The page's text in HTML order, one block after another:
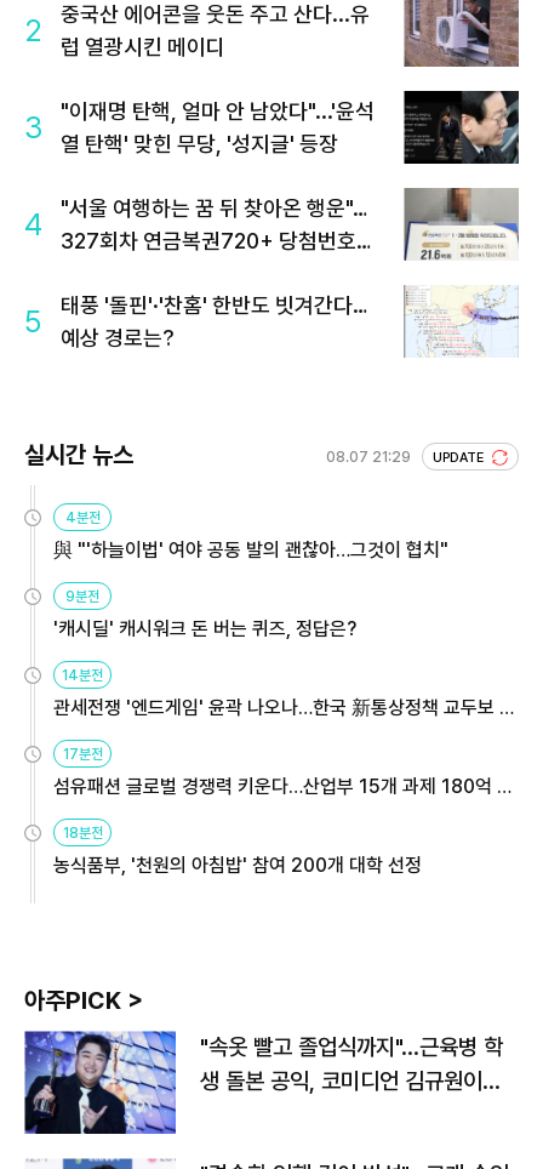
2
중국산 에어콘을 웃돈 주고 산다...유
럽 열광시킨 메이디
3
"이재명 탄핵, 얼마 안 남았다"...'윤석
열 탄핵' 맞힌 무당, '성지글' 등장
4
"서울 여행하는 꿈 뒤 찾아온 행운"…
327회차 연금복권720+ 당첨번호조
5
태풍 '돌핀'·'찬홈' 한반도 빗겨간다…
예상 경로는?
실시간 뉴스 08.07 21:29 UPDATE
4분전
與 "'하늘이법' 여야 공동 발의 괜찮아…그것이 협치"
9분전
'캐시딜' 캐시워크 돈 버는 퀴즈, 정답은?
14분전
관세전쟁 '엔드게임' 윤곽 나오나…한국 新통상정책 교두보 활
용해야
17분전
섬유패션 글로벌 경쟁력 키운다…산업부 15개 과제 180억 지
원
18분전
농식품부, '천원의 아침밥' 참여 200개 대학 선정
아주PICK >
"속옷 빨고 졸업식까지"…근육병 학
생 돌본 공익, 코미디언 김규원이었